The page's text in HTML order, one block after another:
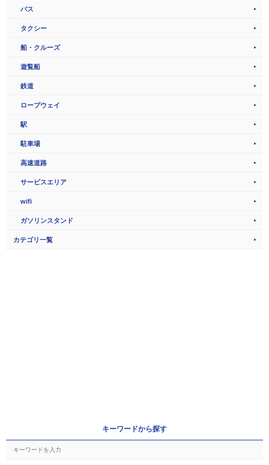
バス
タクシー
船・クルーズ
遊覧船
鉄道
ロープウェイ
駅
駐車場
高速道路
サービスエリア
wifi
ガソリンスタンド
カテゴリ一覧
キーワードから探す